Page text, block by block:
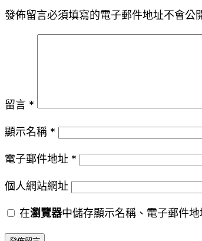
發佈留言必須填寫的電子郵件地址不會公
留言 *
顯示名稱 *
電子郵件地址 *
個人網站網址
在瀏覽器中儲存顯示名稱、電子郵件